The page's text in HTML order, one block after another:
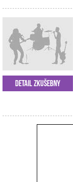
Detail zkušebny